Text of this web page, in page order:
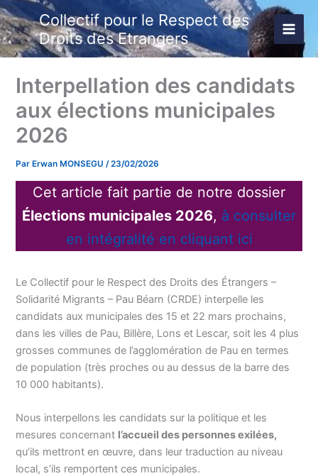
Aller
au
contenu
Collectif pour le Respect des
Droits des Etrangers
Interpellation des candidats
aux élections municipales
2026
Par Erwan MONSEGU/23/02/2026
Cet article fait partie de notre dossier
Élections municipales 2026, à consulter
en intégralité en cliquant ici
Le Collectif pour le Respect des Droits des Étrangers –
Solidarité Migrants – Pau Béarn (CRDE) interpelle les
candidats aux municipales des 15 et 22 mars prochains,
dans les villes de Pau, Billère, Lons et Lescar, soit les 4 plus
grosses communes de l’agglomération de Pau en termes
de population (très proches ou au dessus de la barre des
10 000 habitants).
Nous interpellons les candidats sur la politique et les
mesures concernant l’accueil des personnes exilées,
qu’ils mettront en œuvre, dans leur traduction au niveau
local, s’ils remportent ces municipales.